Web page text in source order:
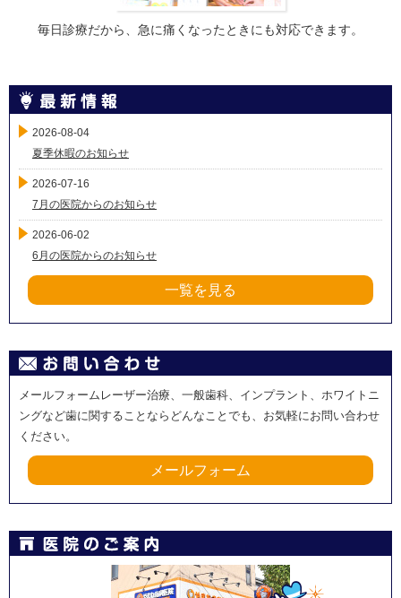
毎日診療だから、急に痛くなったときにも対応できます。
2026-08-04
夏季休暇のお知らせ
2026-07-16
7月の医院からのお知らせ
2026-06-02
6月の医院からのお知らせ
一覧を見る
メールフォームレーザー治療、一般歯科、インプラント、ホワイトニ
ングなど歯に関することならどんなことでも、お気軽にお問い合わせ
ください。
メールフォーム